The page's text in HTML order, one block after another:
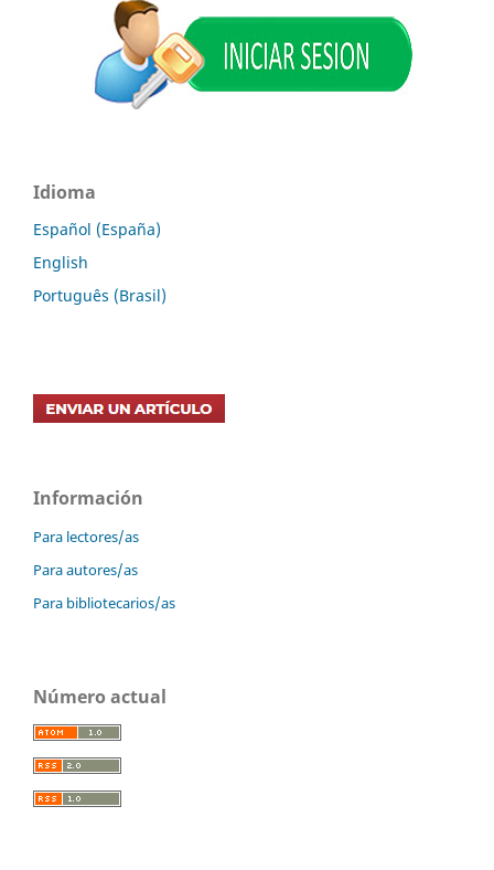
Idioma
Español (España)
English
Português (Brasil)
Información
Para lectores/as
Para autores/as
Para bibliotecarios/as
Número actual